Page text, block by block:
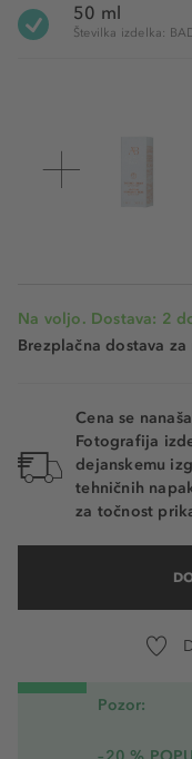
50 ml
Številka izdelka:
Na voljo. Dostava: 2
Brezplačna dostava
Cena se
Fotografija
dejanskemu
tehničnih
za točnost
Pozor: